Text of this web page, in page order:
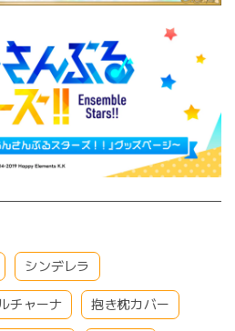
シンデレラ
チャーナ 抱き枕カバー